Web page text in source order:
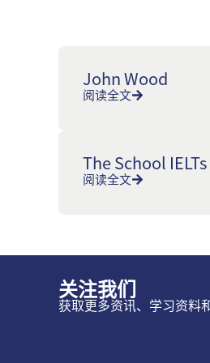
John Wood
阅读全文
The School
阅读全文
关注我们
获取更多资讯、学习资料